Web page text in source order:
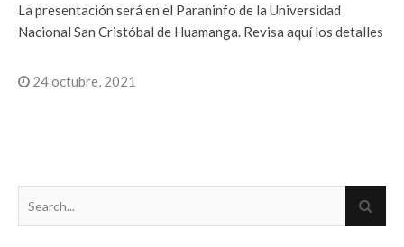
La presentación será en el Paraninfo de la Universidad
Nacional San Cristóbal de Huamanga. Revisa aquí los detalles
24 octubre, 2021